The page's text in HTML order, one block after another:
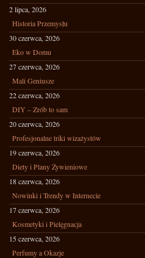
2 lipca, 2026
Historia Przemysłu
30 czerwca, 2026
Eko w Domu
27 czerwca, 2026
Mali Geniusze
22 czerwca, 2026
DIY – Zrób to sam
20 czerwca, 2026
Profesjonalne triki wizażystów
19 czerwca, 2026
Diety i Plany Żywieniowe
18 czerwca, 2026
Nowinki i Trendy w Internecie
17 czerwca, 2026
Kosmetyki i Pielęgnacja
15 czerwca, 2026
Perfumy a Okazje